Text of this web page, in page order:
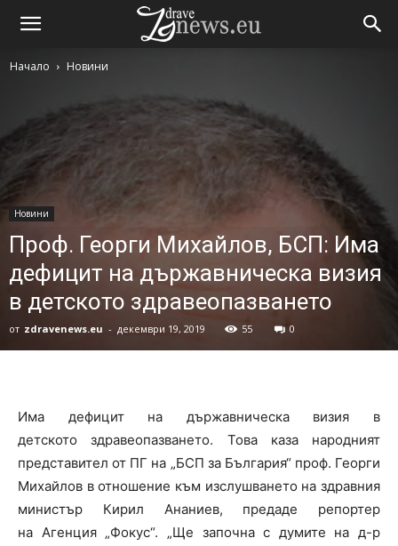
Начало Новини
Новини
Проф. Георги Михайлов, БСП: Има
дефицит на държавническа визия
в детското здравеопазването
от zdravenews.eu - декември 19, 2019 55 0
Има дефицит на държавническа визия в
детското здравеопазването. Това каза народният
представител от ПГ на „БСП за България“ проф. Георги
Михайлов в отношение към изслушването на здравния
министър Кирил Ананиев, предаде репортер
на Агенция „Фокус“. „Ще започна с думите на д-р